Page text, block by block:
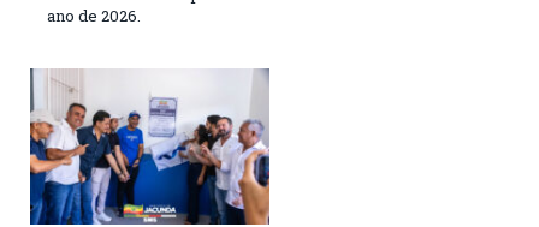
ano de 2026.